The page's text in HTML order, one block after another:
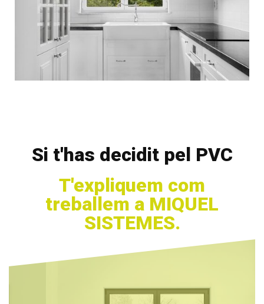
Si t'has decidit pel PVC
T'expliquem com
treballem a MIQUEL
SISTEMES.